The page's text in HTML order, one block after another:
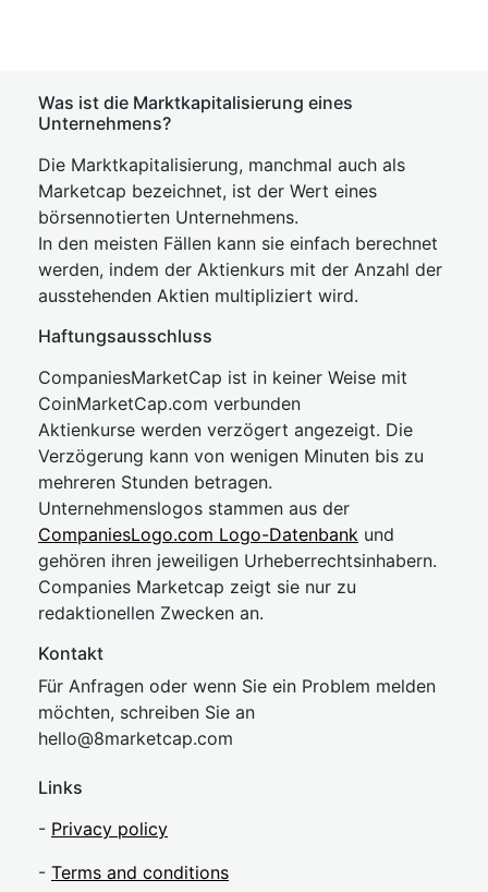
Was ist die Marktkapitalisierung eines
Unternehmens?
Die Marktkapitalisierung, manchmal auch als
Marketcap bezeichnet, ist der Wert eines
börsennotierten Unternehmens.
In den meisten Fällen kann sie einfach berechnet
werden, indem der Aktienkurs mit der Anzahl der
ausstehenden Aktien multipliziert wird.
Haftungsausschluss
CompaniesMarketCap ist in keiner Weise mit
CoinMarketCap.com verbunden
Aktienkurse werden verzögert angezeigt. Die
Verzögerung kann von wenigen Minuten bis zu
mehreren Stunden betragen.
Unternehmenslogos stammen aus der
CompaniesLogo.com Logo-Datenbank und
gehören ihren jeweiligen Urheberrechtsinhabern.
Companies Marketcap zeigt sie nur zu
redaktionellen Zwecken an.
Kontakt
Für Anfragen oder wenn Sie ein Problem melden
möchten, schreiben Sie an
hello@8marketcap.com
Links
- Privacy policy
- Terms and conditions